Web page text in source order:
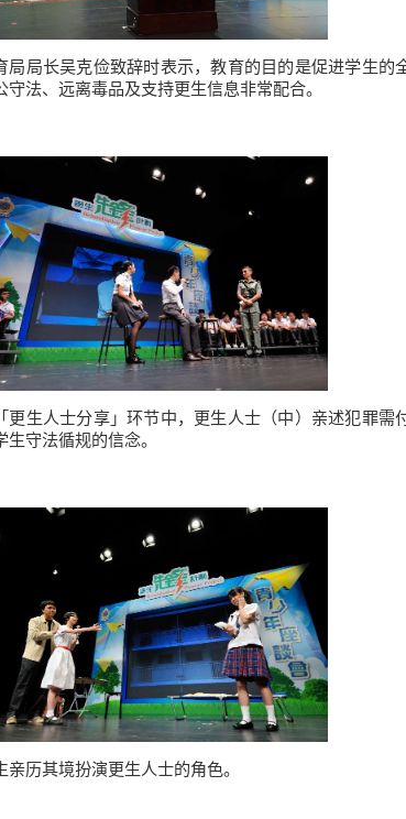
局局长吴克俭致辞时表示，教育的目的是促进学生的
守法、远离毒品及支持更生信息非常配合。
更生人士分享」环节中，更生人士（中）亲述犯罪需
生守法循规的信念。
亲历其境扮演更生人士的角色。